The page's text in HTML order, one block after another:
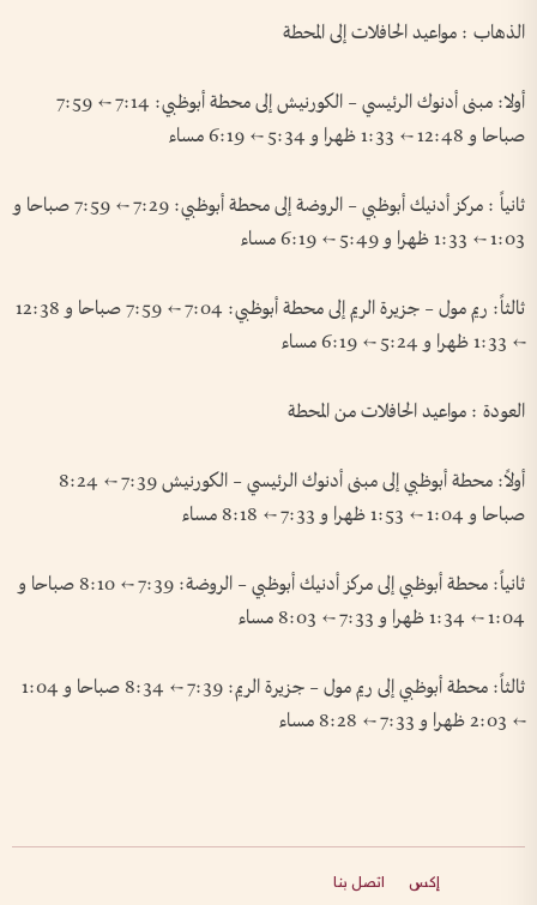
الذهاب : مواعيد الحافلات إلى المحطة
أولا: مبنى أدنوك الرئيسي – الكورنيش إلى محطة أبوظبي: 7:14 ← 7:59
صباحا و 12:48 ← 1:33 ظهرا و 5:34 ← 6:19 مساء
ثانياً : مركز أدنيك أبوظبي – الروضة إلى محطة أبوظبي: 7:29 ← 7:59 صباحا و
1:03 ← 1:33 ظهرا و 5:49 ← 6:19 مساء
ثالثاً: ريم مول – جزيرة الريم إلى محطة أبوظبي: 7:04 ← 7:59 صباحا و 12:38
← 1:33 ظهرا و 5:24 ← 6:19 مساء
العودة : مواعيد الحافلات من المحطة
أولاً: محطة أبوظبي إلى مبنى أدنوك الرئيسي – الكورنيش 7:39 ← 8:24
صباحا و 1:04 ← 1:53 ظهرا و 7:33 ← 8:18 مساء
ثانياً: محطة أبوظبي إلى مركز أدنيك أبوظبي – الروضة: 7:39 ← 8:10 صباحا و
1:04 ← 1:34 ظهرا و 7:33 ← 8:03 مساء
ثالثاً: محطة أبوظبي إلى ريم مول – جزيرة الريم: 7:39 ← 8:34 صباحا و 1:04
← 2:03 ظهرا و 7:33 ← 8:28 مساء
إكس اتصل بنا